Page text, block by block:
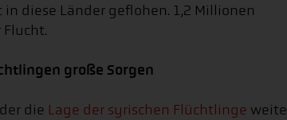
diese Länder geflohen. 1,2 Millionen
große Sorgen
die Lage der syrischen Flüchtlinge